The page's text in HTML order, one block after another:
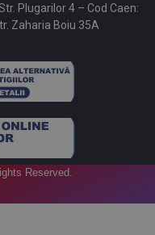
Plugarilor 4 – Cod Caen:
Zaharia Boiu 35A
Reserved.